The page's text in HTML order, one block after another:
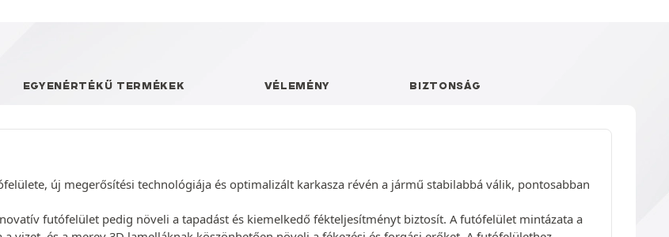
EGYENÉRTÉKŰ TERMÉKEK VÉLEMÉNY BIZTONSÁG
új megerősítési technológiája és optimalizált karkasza révén a jármű stabilabbá válik, pontosabban
futófelület pedig növeli a tapadást és kiemelkedő fékteljesítményt biztosít. A futófelület mintázata a